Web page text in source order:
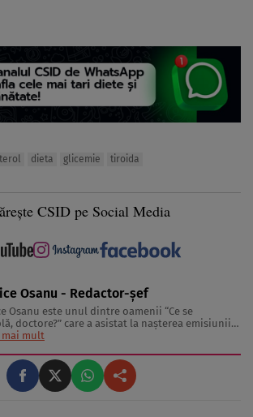
dieta glicemie tiroida
CSID pe Social Media
Osanu - Redactor-şef
Osanu este unul dintre oamenii “Ce se
doctore?” care a asistat la naşterea emisiunii
şi a revistei în 2005. În anii care au trecut de
de fitness şi psihologi, dar şi celebrităţi care
o, ...
mult